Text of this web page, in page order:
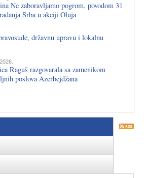
Ne zaboravljamo pogrom, povodom 31
Srba u akciji Oluja
državnu upravu i lokalnu
Raguš razgovarala sa zamenikom
poslova Azerbejdžana